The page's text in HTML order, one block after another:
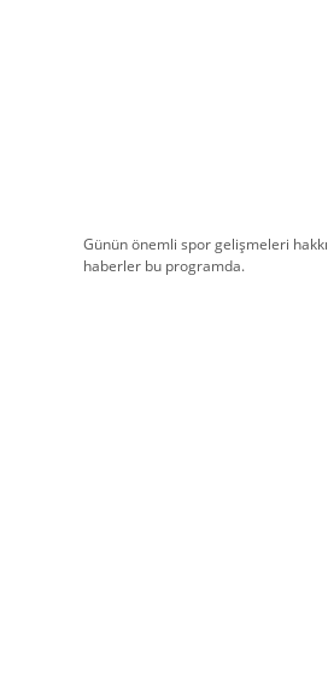
Günün önemli spor gelişmeleri
haberler bu programda.